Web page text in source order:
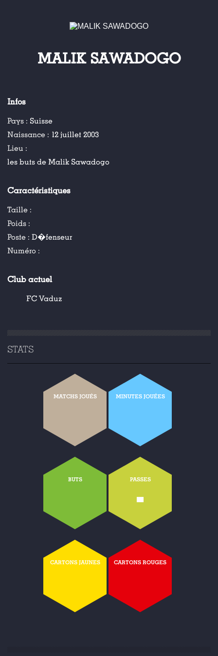
MALIK SAWADOGO
Infos
Pays : Suisse
Naissance : 12 juillet 2003
Lieu :
les buts de Malik Sawadogo
Caractéristiques
Taille :
Poids :
Poste : D�fenseur
Numéro :
Club actuel
FC Vaduz
STATS
MATCHS JOUÉS MINUTES JOUÉES
BUTS PASSES
-
CARTONS JAUNES CARTONS ROUGES